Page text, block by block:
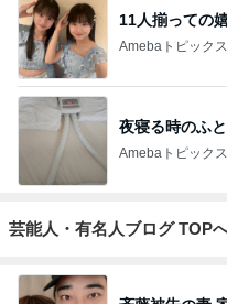
11人揃っての
Amebaトピックス
夜寝る時のふ
Amebaトピックス
芸能人・有名人ブログ TOP